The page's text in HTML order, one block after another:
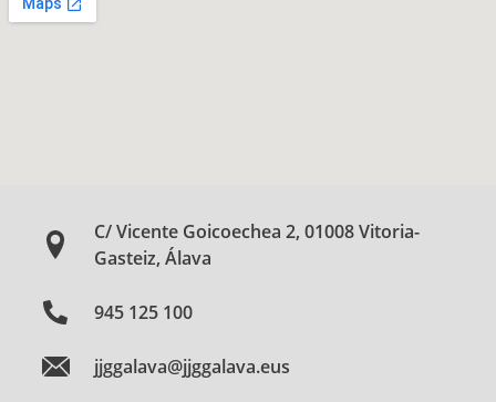
C/ Vicente Goicoechea 2, 01008 Vitoria-
Gasteiz, Álava
945 125 100
jjggalava@jjggalava.eus